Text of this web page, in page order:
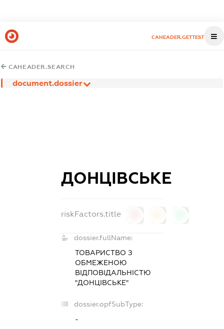
CAHEADER.GETTEST
CAHEADER.SEARCH
document.dossier
ДОНЦІВСЬКЕ
riskFactors.title
dossier.fullName:
ТОВАРИСТВО З
ОБМЕЖЕНОЮ
ВІДПОВІДАЛЬНІСТЮ
"ДОНЦІВСЬКЕ"
dossier.opfSubType:
-